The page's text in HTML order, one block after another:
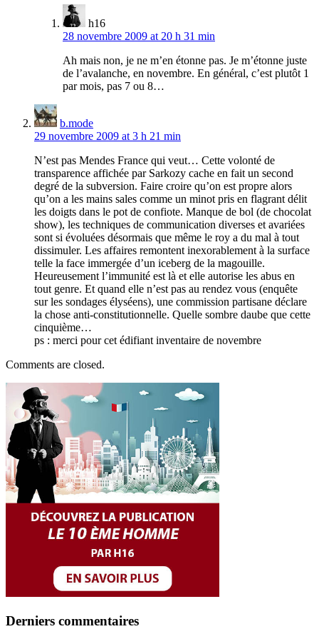
h16
28 novembre 2009 at 20 h 31 min
Ah mais non, je ne m’en étonne pas. Je m’étonne juste
de l’avalanche, en novembre. En général, c’est plutôt 1
par mois, pas 7 ou 8…
b.mode
29 novembre 2009 at 3 h 21 min
N’est pas Mendes France qui veut… Cette volonté de
transparence affichée par Sarkozy cache en fait un second
degré de la subversion. Faire croire qu’on est propre alors
qu’on a les mains sales comme un minot pris en flagrant délit
les doigts dans le pot de confiote. Manque de bol (de chocolat
show), les techniques de communication diverses et avariées
sont si évoluées désormais que même le roy a du mal à tout
dissimuler. Les affaires remontent inexorablement à la surface
telle la face immergée d’un iceberg de la magouille.
Heureusement l’immunité est là et elle autorise les abus en
tout genre. Et quand elle n’est pas au rendez vous (enquête
sur les sondages élyséens), une commission partisane déclare
la chose anti-constitutionnelle. Quelle sombre daube que cette
cinquième…
ps : merci pour cet édifiant inventaire de novembre
Comments are closed.
Derniers commentaires